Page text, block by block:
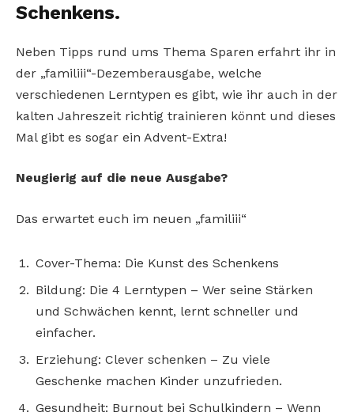
Schenkens.
Neben Tipps rund ums Thema Sparen erfahrt ihr in
der „familiii“-Dezemberausgabe, welche
verschiedenen Lerntypen es gibt, wie ihr auch in der
kalten Jahreszeit richtig trainieren könnt und dieses
Mal gibt es sogar ein Advent-Extra!
Neugierig auf die neue Ausgabe?
Das erwartet euch im neuen „familiii“
Cover-Thema: Die Kunst des Schenkens
Bildung: Die 4 Lerntypen – Wer seine Stärken
und Schwächen kennt, lernt schneller und
einfacher.
Erziehung: Clever schenken – Zu viele
Geschenke machen Kinder unzufrieden.
Gesundheit: Burnout bei Schulkindern – Wenn